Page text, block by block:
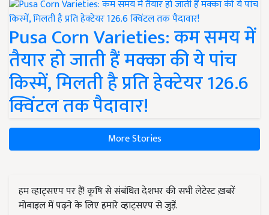
Pusa Corn Varieties: कम समय में
तैयार हो जाती हैं मक्का की ये पांच
किस्में, मिलती है प्रति हेक्टेयर 126.6
क्विंटल तक पैदावार!
More Stories
हम व्हाट्सएप पर हैं! कृषि से संबंधित देशभर की सभी लेटेस्ट ख़बरें
मोबाइल में पढ़ने के लिए हमारे व्हाट्सएप से जुड़ें.